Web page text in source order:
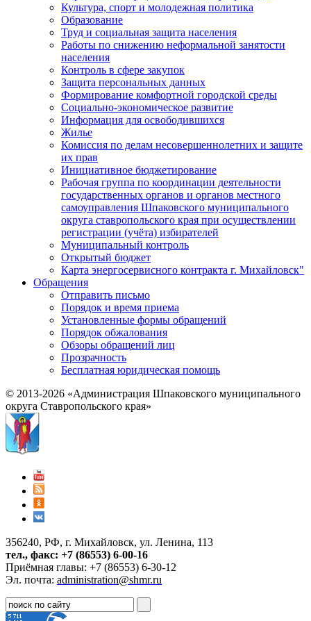
Культура, спорт и молодежная политика
Образование
Труд и социальная защита населения
Работы по снижению неформальной занятости
населения
Контроль в сфере закупок
Защита персональных данных
Формирование комфортной городской среды
Социально-экономическое развитие
Информация для освободившихся
Жилье
Комиссия по делам несовершеннолетних и защите
их прав
Инициативное бюджетирование
Рабочая группа по координации деятельности
государственных органов и органов местного
самоуправления Шпаковского муниципального
округа ставропольского края при осуществлении
регистрации (учёта) избирателей
Муниципальный контроль
Открытый бюджет
Карта энергосервисного контракта г. Михайловск"
Обращения
Отправить письмо
Порядок и время приема
Установленные формы обращений
Порядок обжалования
Обзоры обращений лиц
Прозрачность
Бесплатная юридическая помощь
© 2013-2026 «Администрация Шпаковского муниципального
округа Ставропольского края»
356240, РФ, г. Михайловск, ул. Ленина, 113
тел., факс: +7 (86553) 6-00-16
Приёмная главы: +7 (86553) 6-30-12
Эл. почта: administration@shmr.ru